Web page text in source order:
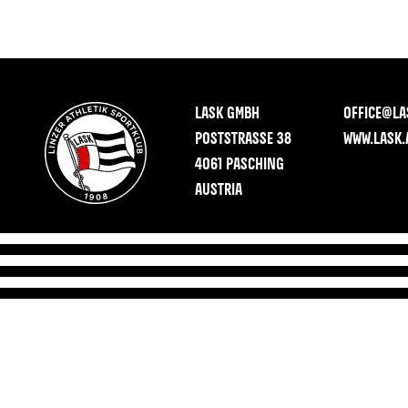
LASK GMBH
POSTSTRASSE 38
4061 PASCHING
AUSTRIA